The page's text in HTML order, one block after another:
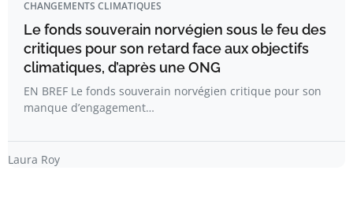
CHANGEMENTS CLIMATIQUES
Le fonds souverain norvégien sous le feu des
critiques pour son retard face aux objectifs
climatiques, d’après une ONG
EN BREF Le fonds souverain norvégien critique pour son
manque d’engagement…
Laura Roy